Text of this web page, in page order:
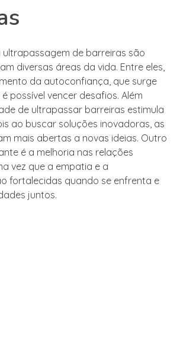
ultrapassagem de barreiras são
diversas áreas da vida. Entre eles,
da autoconfiança, que surge
possível vencer desafios. Além
de ultrapassar barreiras estimula
ao buscar soluções inovadoras, as
mais abertas a novas ideias. Outro
é a melhoria nas relações
vez que a empatia e a
fortalecidas quando se enfrenta e
juntos.